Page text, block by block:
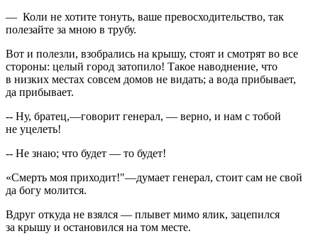
— Коли не хотите тонуть, ваше превосходительство, так
полезайте за мною в трубу.
Вот и полезли, взобрались на крышу, стоят и смотрят во все
стороны: целый город затопило! Такое наводнение, что
в низких местах совсем домов не видать; а вода прибывает,
да прибывает.
-- Ну, братец,—говорит генерал, — верно, и нам с тобой
не уцелеть!
-- Не знаю; что будет — то будет!
«Смерть моя приходит!"—думает генерал, стоит сам не свой
да богу молится.
Вдруг откуда не взялся — плывет мимо ялик, зацепился
за крышу и остановился на том месте.